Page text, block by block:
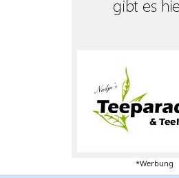
*Werbung